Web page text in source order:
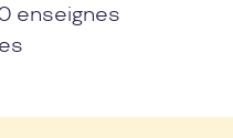
enseignes